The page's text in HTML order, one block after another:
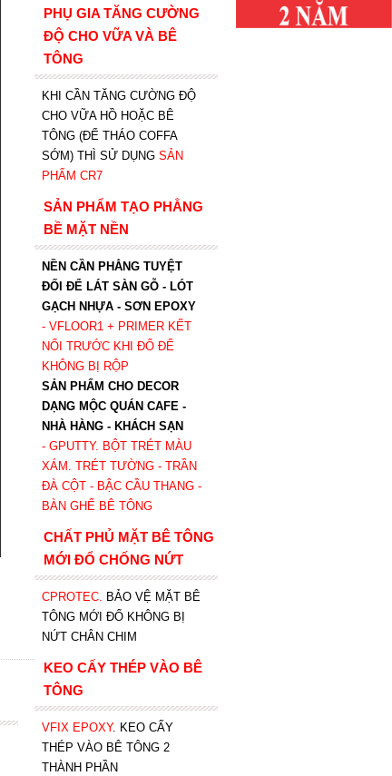
PHỤ GIA TĂNG CƯỜNG
ĐỘ CHO VỮA VÀ BÊ
TÔNG
KHI CẦN TĂNG CƯỜNG ĐỘ
CHO VỮA HỒ HOẶC BÊ
TÔNG (ĐỂ THÁO COFFA
SỚM) THÌ SỬ DỤNG SẢN
PHẨM CR7
SẢN PHẨM TẠO PHẲNG
BỀ MẶT NỀN
NỀN CẦN PHẲNG TUYỆT
ĐỐI ĐỂ LÁT SÀN GỖ - LÓT
GẠCH NHỰA - SƠN EPOXY
- VFLOOR1+ PRIMER KẾT
NỐI TRƯỚC KHI ĐỔ ĐỂ
KHÔNG BỊ RỘP
SẢN PHẨM CHO DECOR
DẠNG MỘC QUÁN CAFE -
NHÀ HÀNG - KHÁCH SẠN
- GPUTTY. BỘT TRÉT MÀU
XÁM. TRÉT TƯỜNG - TRẦN
ĐÀ CỘT - BẬC CẦU THANG -
BÀN GHẾ BÊ TÔNG
CHẤT PHỦ MẶT BÊ TÔNG
MỚI ĐỔ CHỐNG NỨT
CPROTEC. BẢO VỆ MẶT BÊ
TÔNG MỚI ĐỔ KHÔNG BỊ
NỨT CHÂN CHIM
KEO CẤY THÉP VÀO BÊ
TÔNG
VFIX EPOXY. KEO CẤY
THÉP VÀO BÊ TÔNG 2
THÀNH PHẦN